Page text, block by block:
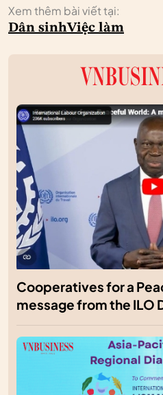
Xem thêm bài viết tại:
Dân sinhViệc làm
Cooperatives for a
message from the ILO